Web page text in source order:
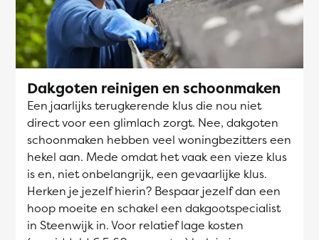
Dakgoten reinigen en schoonmaken
Een jaarlijks terugkerende klus die nou niet
direct voor een glimlach zorgt. Nee, dakgoten
schoonmaken hebben veel woningbezitters een
hekel aan. Mede omdat het vaak een vieze klus
is en, niet onbelangrijk, een gevaarlijke klus.
Herken je jezelf hierin? Bespaar jezelf dan een
hoop moeite en schakel een dakgootspecialist
in Steenwijk in. Voor relatief lage kosten